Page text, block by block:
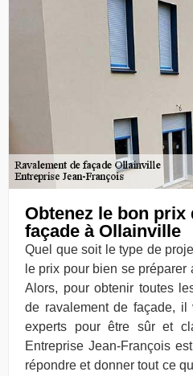
Obtenez le bon prix
façade à Ollainville
Quel que soit le type de
le prix pour bien se
Alors, pour obtenir toutes
de ravalement de façade, il
experts pour être sûr et
Entreprise Jean-François
répondre et donner tout ce